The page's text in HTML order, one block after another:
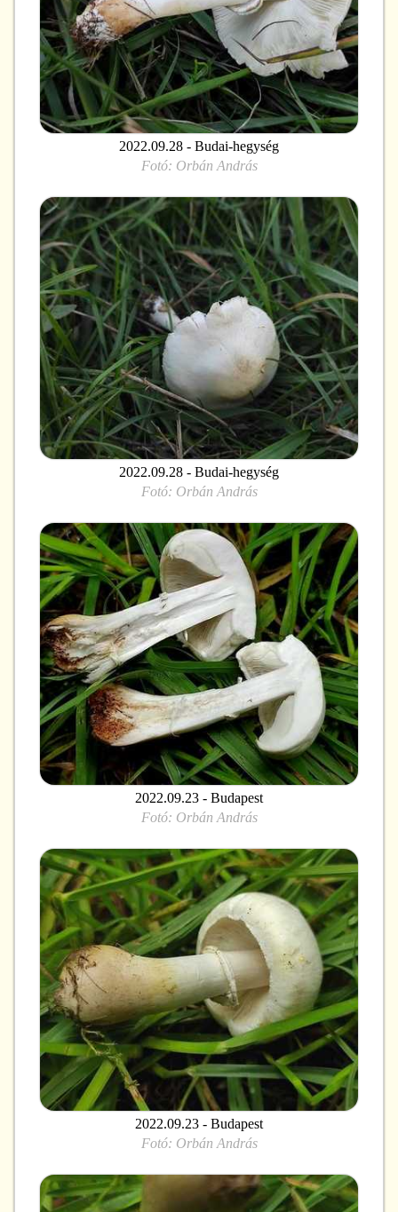
2022.09.28 - Budai-hegység
Fotó: Orbán András
2022.09.28 - Budai-hegység
Fotó: Orbán András
2022.09.23 - Budapest
Fotó: Orbán András
2022.09.23 - Budapest
Fotó: Orbán András